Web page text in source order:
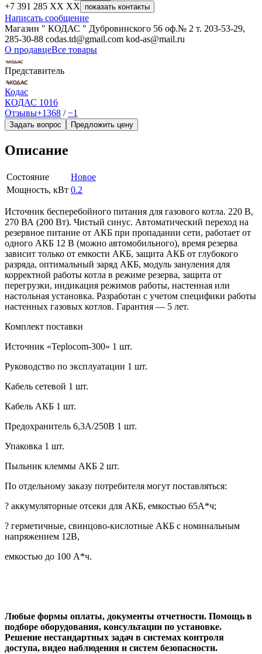
+7 391 285 XX XX
показать контакты
Написать сообщение
Магазин " КОДАС " Дубровинского 56 оф.№ 2 т. 203-53-29,
285-30-88 codas.td@gmail.com kod-as@mail.ru
О продавцеВсе товары
Представитель
Кодас
КОДАС 1016
Отзывы+1368 /−1
Задать вопрос Предложить цену
Описание
Состояние
Новое
Мощность, кВт 0.2
Источник бесперебойного питания для газового котла. 220 В,
270 ВА (200 Вт). Чистый синус. Автоматический переход на
резервное питание от АКБ при пропадании сети, работает от
одного АКБ 12 В (можно автомобильного), время резерва
зависит только от емкости АКБ, защита АКБ от глубокого
разряда, оптимальный заряд АКБ, модуль зануления для
корректной работы котла в режиме резерва, защита от
перегрузки, индикация режимов работы, настенная или
настольная установка. Разработан с учетом специфики работы
настенных газовых котлов. Гарантия — 5 лет.
Комплект поставки
Источник «Teplocom-300» 1 шт.
Руководство по эксплуатации 1 шт.
Кабель сетевой 1 шт.
Кабель АКБ 1 шт.
Предохранитель 6,3А/250В 1 шт.
Упаковка 1 шт.
Пыльник клеммы АКБ 2 шт.
По отдельному заказу потребителя могут поставляться:
? аккумуляторные отсеки для АКБ, емкостью 65А*ч;
? герметичные, свинцово-кислотные АКБ с номинальным
напряжением 12В,
емкостью до 100 А*ч.
Любые формы оплаты, документы отчетности. Помощь в
подборе оборудования, консультации по установке.
Решение нестандартных задач в системах контроля
доступа, видео наблюдения и систем безопасности.